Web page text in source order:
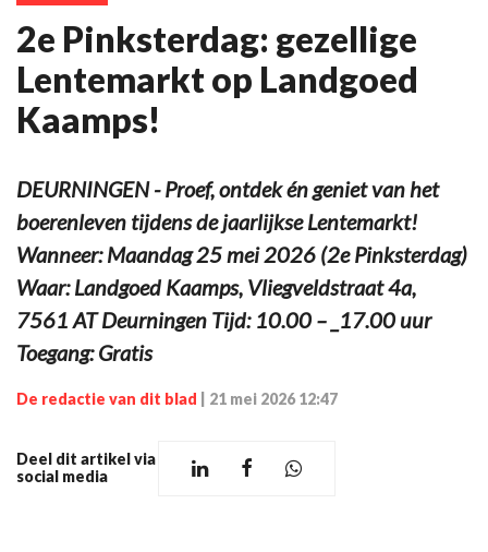
2e Pinksterdag: gezellige
Lentemarkt op Landgoed
Kaamps!
DEURNINGEN - Proef, ontdek én geniet van het
boerenleven tijdens de jaarlijkse Lentemarkt!
Wanneer: Maandag 25 mei 2026 (2e Pinksterdag)
Waar: Landgoed Kaamps, Vliegveldstraat 4a,
7561 AT Deurningen Tijd: 10.00 – _17.00 uur
Toegang: Gratis
De redactie van dit blad 21 mei 2026 12:47
Deel dit artikel via
social media